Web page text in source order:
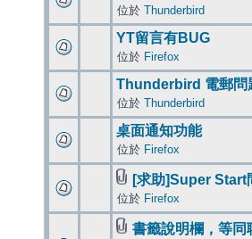
位於 Thunderbird
YT留言有BUG
位於 Firefox
Thunderbird 電郵問
位於 Thunderbird
桌面通知功能
位於 Firefox
[求助]Super Start
位於 Firefox
書籤說明欄，等同